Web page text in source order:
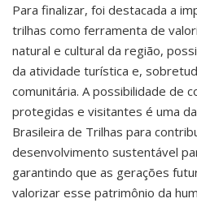
Para finalizar, foi destacada a
trilhas como ferramenta de
natural e cultural da região,
da atividade turística e,
comunitária. A possibilidade de
protegidas e visitantes é uma
Brasileira de Trilhas para
desenvolvimento sustentável
garantindo que as gerações
valorizar esse patrimônio da